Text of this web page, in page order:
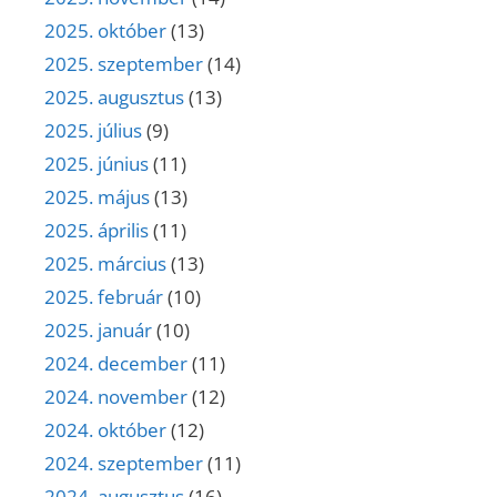
2025. október(13)
2025. szeptember(14)
2025. augusztus(13)
2025. július(9)
2025. június(11)
2025. május(13)
2025. április(11)
2025. március(13)
2025. február(10)
2025. január(10)
2024. december(11)
2024. november(12)
2024. október(12)
2024. szeptember(11)